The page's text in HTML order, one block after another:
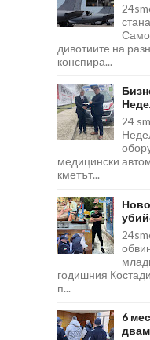
Само
дивотиите на
конспира...
24
медицински
кметът...
годишния
п...
6